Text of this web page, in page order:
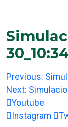
content
Post
Previous:
Next:
Youtube
Instagram